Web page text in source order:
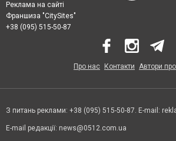
Реклама на сайті
Франшиза "CitySites"
+38 (095) 515-50-87
Про нас Контакти Автори
З питань реклами: +38 (095) 515-50-87. E-mail:
E-mail редакції: news@0512.com.ua